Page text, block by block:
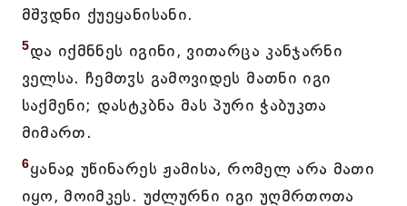
მშჳდნი ქუეყანისანი.
5და იქმნნეს იგინი, ვითარცა კანჯარნი
ველსა. ჩემთჳს გამოვიდეს მათნი იგი
საქმენი; დასტკბნა მას პური ჭაბუკთა
მიმართ.
6ყანაჲ უწინარეს ჟამისა, რომელ არა მათი
იყო, მოიმკეს. უძლურნი იგი უღმრთოთა